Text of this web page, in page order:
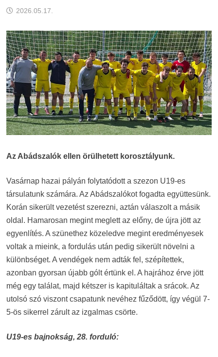
2026.05.17.
Az Abádszalók ellen örülhetett korosztályunk.
Vasárnap hazai pályán folytatódott a szezon U19-es
társulatunk számára. Az Abádszalókot fogadta együttesünk.
Korán sikerült vezetést szerezni, aztán válaszolt a másik
oldal. Hamarosan megint meglett az előny, de újra jött az
egyenlítés. A szünethez közeledve megint eredményesek
voltak a mieink, a fordulás után pedig sikerült növelni a
különbséget. A vendégek nem adták fel, szépítettek,
azonban gyorsan újabb gólt értünk el. A hajrához érve jött
még egy találat, majd kétszer is kapituláltak a srácok. Az
utolsó szó viszont csapatunk nevéhez fűződött, így végül 7-
5-ös sikerrel zárult az izgalmas csörte.
U19-es bajnokság, 28. forduló: